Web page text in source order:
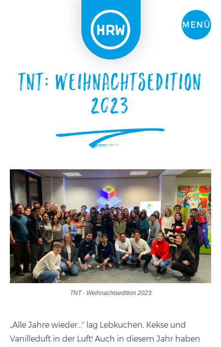
MENÜ
TNT: Weihnachtsedition
2023
TNT - Weihnachtsedition 2023
„Alle Jahre wieder…“ lag Lebkuchen, Kekse und
Vanilleduft in der Luft! Auch in diesem Jahr haben